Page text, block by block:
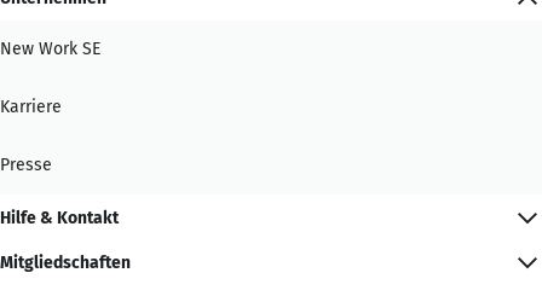
New Work SE
Karriere
Presse
Hilfe & Kontakt
Mitgliedschaften